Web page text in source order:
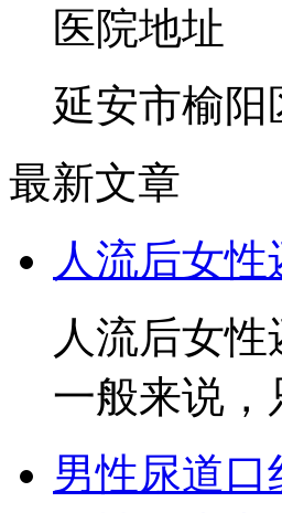
医院地址
延安市榆阳
最新文章
人流后女
人流后女
一般来说
男性尿道